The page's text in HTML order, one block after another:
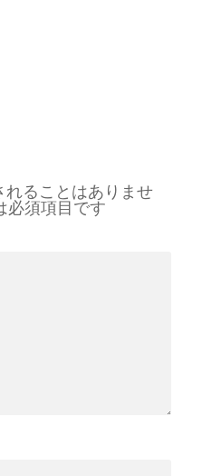
れることはありませ
必須項目です